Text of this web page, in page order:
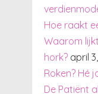
Hoe raakt
Waarom
hork? april
Roken? Hé
De Patiënt